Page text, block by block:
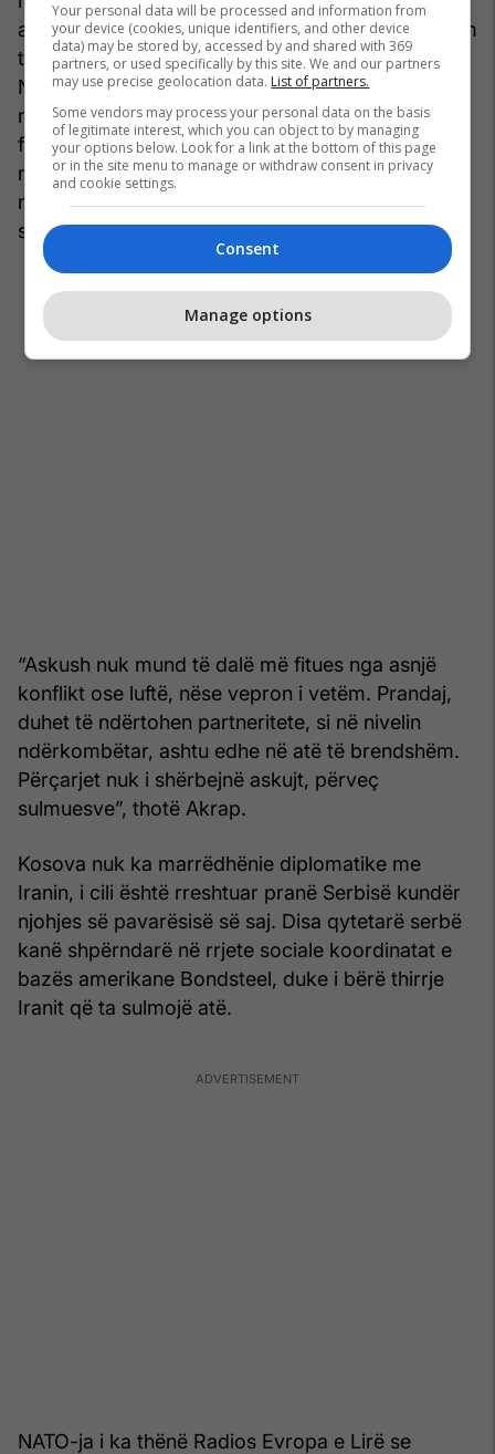
ardhmja e sigurisë nuk mund të mbështetet vetëm
te strukturat e mëdha si Bashkimi Evropian dhe
NATO-ja, për shkak të sfidave të mëdha në
marrjen e vendimeve. Ai thekson se forma më
fleksibile të bashkëpunimit, si marrëveshja në
mbrojtje e Kosovës me Shqipërinë dhe Kroacinë,
mund t’i ndihmojnë asaj të përgatitet më mirë për
sfidat e ardhshme.
“Askush nuk mund të dalë më fitues nga asnjë
konflikt ose luftë, nëse vepron i vetëm. Prandaj,
duhet të ndërtohen partneritete, si në nivelin
ndërkombëtar, ashtu edhe në atë të brendshëm.
Përçarjet nuk i shërbejnë askujt, përveç
sulmuesve”, thotë Akrap.
Kosova nuk ka marrëdhënie diplomatike me
Iranin, i cili është rreshtuar pranë Serbisë kundër
njohjes së pavarësisë së saj. Disa qytetarë serbë
kanë shpërndarë në rrjete sociale koordinatat e
bazës amerikane Bondsteel, duke i bërë thirrje
Iranit që ta sulmojë atë.
NATO-ja i ka thënë Radios Evropa e Lirë se
Your personal data will be processed and information from
your device (cookies, unique identifiers, and other device
data) may be stored by, accessed by and shared with 369
partners, or used specifically by this site. We and our partners
may use precise geolocation data. List of partners.
Some vendors may process your personal data on the basis
of legitimate interest, which you can object to by managing
your options below. Look for a link at the bottom of this page
or in the site menu to manage or withdraw consent in privacy
and cookie settings.
Consent
Manage options